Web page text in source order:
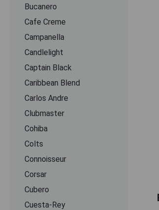
Bucanero
Cafe Creme
Campanella
Candlelight
Captain Black
Caribbean Blend
Carlos Andre
Clubmaster
Cohiba
Colts
Connoisseur
Corsar
Cubero
Cuesta-Rey